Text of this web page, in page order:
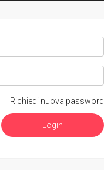
Richiedi nuova password